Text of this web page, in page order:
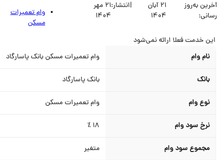
به‌روز
21 آبان
1404
انتشار: 21 مهر
1404
وام تعمیرات
مسکن
خدمت فعلا ارائه نمی‌شود
نام وام
وام تعمیرات مسکن بانک پاسارگاد
بانک بانک پاسارگاد
نوع وام وام تعمیرات مسکن
نرخ سود وام
مجموع سود وام متغیر